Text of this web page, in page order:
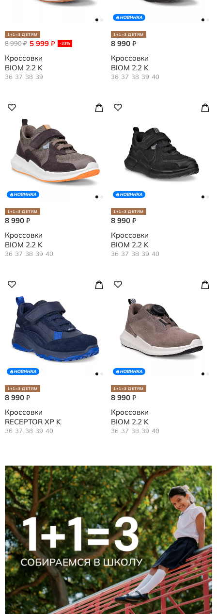
1+1=3 ДЕТЯМ
5 999 ₽ -33%
8 990₽
Кроссовки
BIOM 2.2 K
36 37 38 39
НОВИНКА
1+1=3 ДЕТЯМ
8 990 ₽
Кроссовки
BIOM 2.2 K
36 37 38 39 40
НОВИНКА
1+1=3 ДЕТЯМ
8 990 ₽
Кроссовки
BIOM 2.2 K
36 37 38 39 40
НОВИНКА
1+1=3 ДЕТЯМ
8 990 ₽
Кроссовки
BIOM 2.2 K
36 37 38 39 40
НОВИНКА
1+1=3 ДЕТЯМ
8 990 ₽
Кроссовки
RECEPTOR XP K
36 37 38 39 40
НОВИНКА
1+1=3 ДЕТЯМ
8 990 ₽
Кроссовки
BIOM 2.2 K
36 37 38 39 40